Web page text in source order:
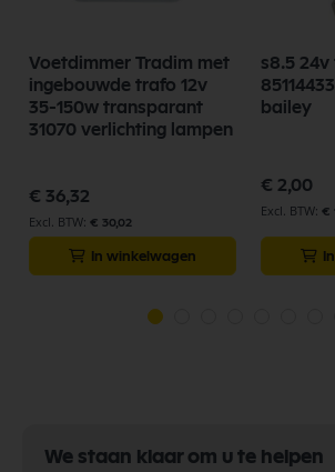
Voetdimmer Tradim met
ingebouwde trafo 12v
35-150w transparant
31070 verlichting lampen
€ 36,32
€ 30,02
In winkelwagen
s8.5 24v
bailey
€ 2,00
€
We staan klaar om u te helpen